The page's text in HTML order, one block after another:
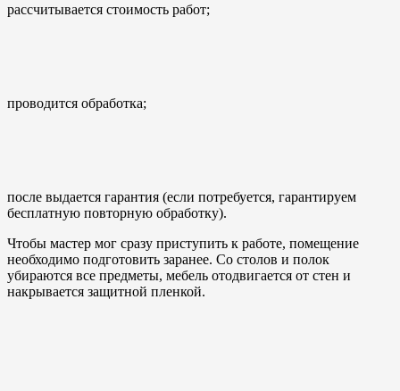
рассчитывается стоимость работ;
проводится обработка;
после выдается гарантия (если потребуется, гарантируем
бесплатную повторную обработку).
Чтобы мастер мог сразу приступить к работе, помещение
необходимо подготовить заранее. Со столов и полок
убираются все предметы, мебель отодвигается от стен и
накрывается защитной пленкой.